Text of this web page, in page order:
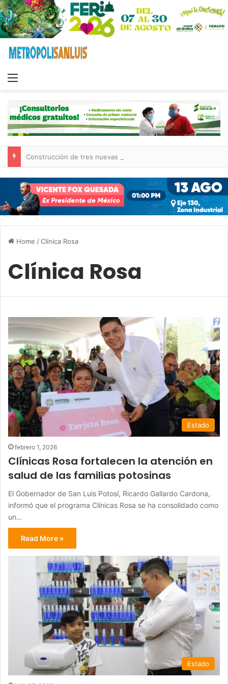
Home /Clínica Rosa
Clínica Rosa
Estado
febrero 1, 2026
Clínicas Rosa fortalecen la atención en
salud de las familias potosinas
El Gobernador de San Luis Potosí, Ricardo Gallardo Cardona,
informó que el programa Clínicas Rosa se ha consolidado como
un…
Read More »
Estado